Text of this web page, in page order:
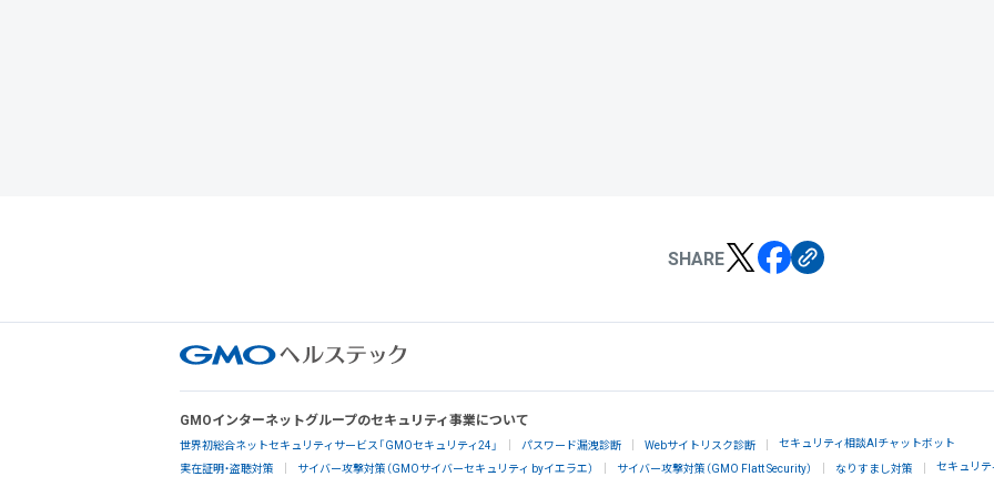
SHARE
GMOインターネットグループのセキュリティ事業について
世界初総合ネットセキュリティサービス「GMOセキュリティ24」 パスワード漏洩診断 Webサイトリスク診断 セキュリティ相談AIチャットボット
実在証明・盗聴対策 サイバー攻撃対策（GMOサイバーセキュリティ byイエラエ） サイバー攻撃対策（GMO Flatt Security） なりすまし対策 セキュリテ